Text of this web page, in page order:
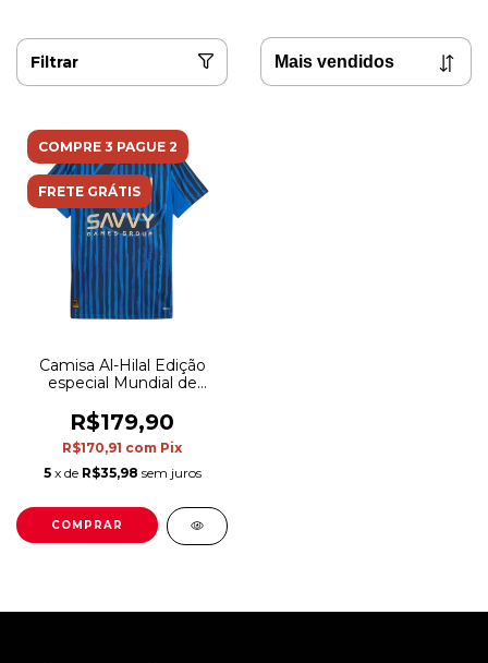
Filtrar
COMPRE 3 PAGUE 2
FRETE GRÁTIS
Camisa Al-Hilal Edição
especial Mundial de
Puma Feminina - Azul
R$179,90
R$170,91 com Pix
5 x de R$35,98 sem juros
COMPRAR